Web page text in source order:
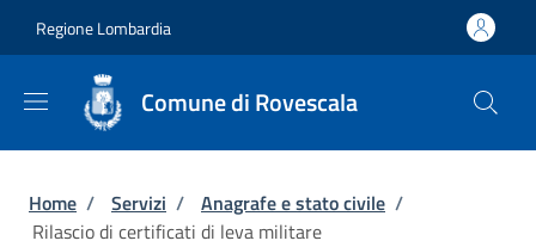
Regione Lombardia
Comune di Rovescala
Briciole di pane
Home / Servizi / Anagrafe e stato civile /
Rilascio di certificati di leva militare